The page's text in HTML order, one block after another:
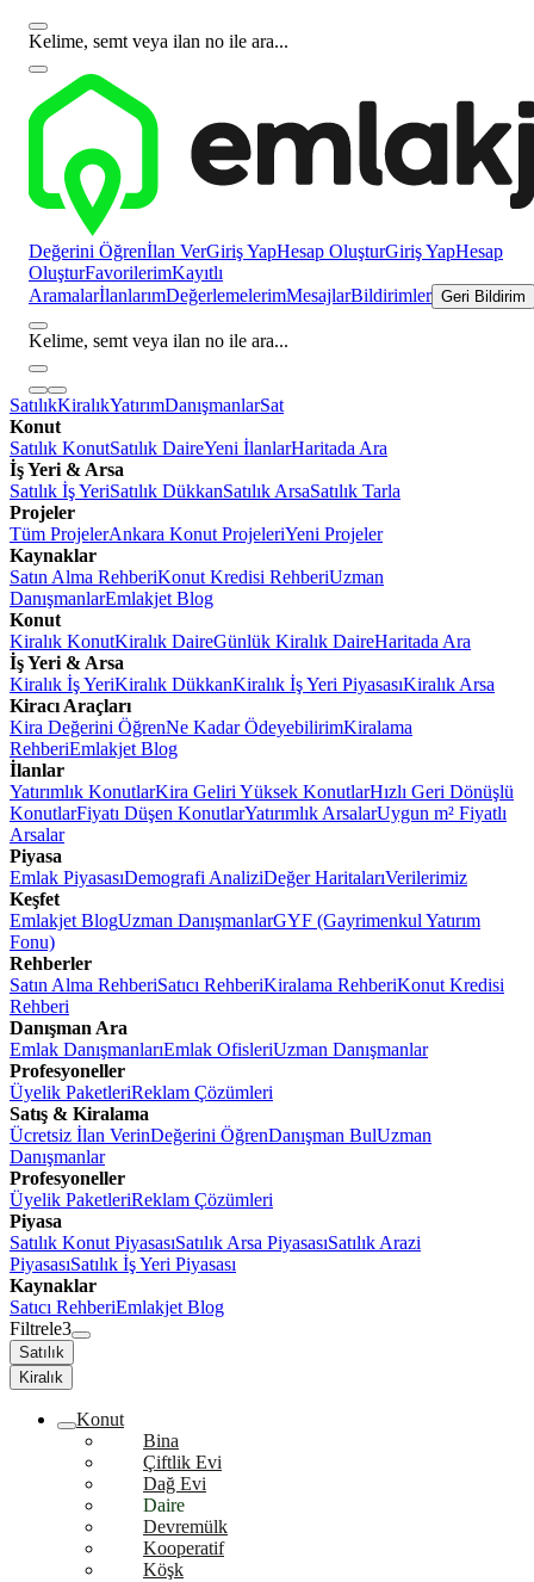
Kelime, semt veya ilan no ile ara...
Değerini Öğrenİlan VerGiriş YapHesap OluşturGiriş YapHesap
OluşturFavorilerimKayıtlı
AramalarİlanlarımDeğerlemelerimMesajlarBildirimler Geri Bildirim
Kelime, semt veya ilan no ile ara...
SatılıkKiralıkYatırımDanışmanlarSat
Konut
Satılık KonutSatılık DaireYeni İlanlarHaritada Ara
İş Yeri & Arsa
Satılık İş YeriSatılık DükkanSatılık ArsaSatılık Tarla
Projeler
Tüm ProjelerAnkara Konut ProjeleriYeni Projeler
Kaynaklar
Satın Alma RehberiKonut Kredisi RehberiUzman
DanışmanlarEmlakjet Blog
Konut
Kiralık KonutKiralık DaireGünlük Kiralık DaireHaritada Ara
İş Yeri & Arsa
Kiralık İş YeriKiralık DükkanKiralık İş Yeri PiyasasıKiralık Arsa
Kiracı Araçları
Kira Değerini ÖğrenNe Kadar ÖdeyebilirimKiralama
RehberiEmlakjet Blog
İlanlar
Yatırımlık KonutlarKira Geliri Yüksek KonutlarHızlı Geri Dönüşlü
KonutlarFiyatı Düşen KonutlarYatırımlık ArsalarUygun m² Fiyatlı
Arsalar
Piyasa
Emlak PiyasasıDemografi AnaliziDeğer HaritalarıVerilerimiz
Keşfet
Emlakjet BlogUzman DanışmanlarGYF (Gayrimenkul Yatırım
Fonu)
Rehberler
Satın Alma RehberiSatıcı RehberiKiralama RehberiKonut Kredisi
Rehberi
Danışman Ara
Emlak DanışmanlarıEmlak OfisleriUzman Danışmanlar
Profesyoneller
Üyelik PaketleriReklam Çözümleri
Satış & Kiralama
Ücretsiz İlan VerinDeğerini ÖğrenDanışman BulUzman
Danışmanlar
Profesyoneller
Üyelik PaketleriReklam Çözümleri
Piyasa
Satılık Konut PiyasasıSatılık Arsa PiyasasıSatılık Arazi
PiyasasıSatılık İş Yeri Piyasası
Kaynaklar
Satıcı RehberiEmlakjet Blog
Filtrele3
Satılık
Kiralık
Konut
Bina
Çiftlik Evi
Dağ Evi
Daire
Devremülk
Kooperatif
Köşk